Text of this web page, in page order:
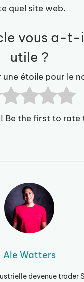
quel site web.
vous a-t-
utile ?
une étoile pour le
Be the first to rate
Ale Watters
devenue trader